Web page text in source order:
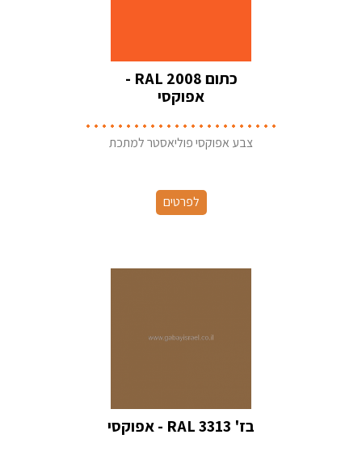
כתום RAL 2008 -
אפוקסי
צבע אפוקסי פוליאסטר למתכת
לפרטים
בז' RAL 3313 - אפוקסי